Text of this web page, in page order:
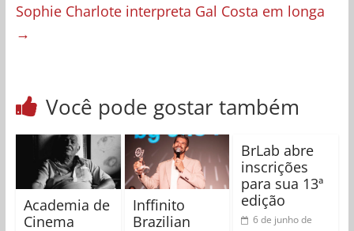
Sophie Charlote interpreta Gal Costa em longa
→
Você pode gostar também
Academia de
Cinema
Inffinito
Brazilian
BrLab abre
inscrições
para sua 13ª
edição
6 de junho de